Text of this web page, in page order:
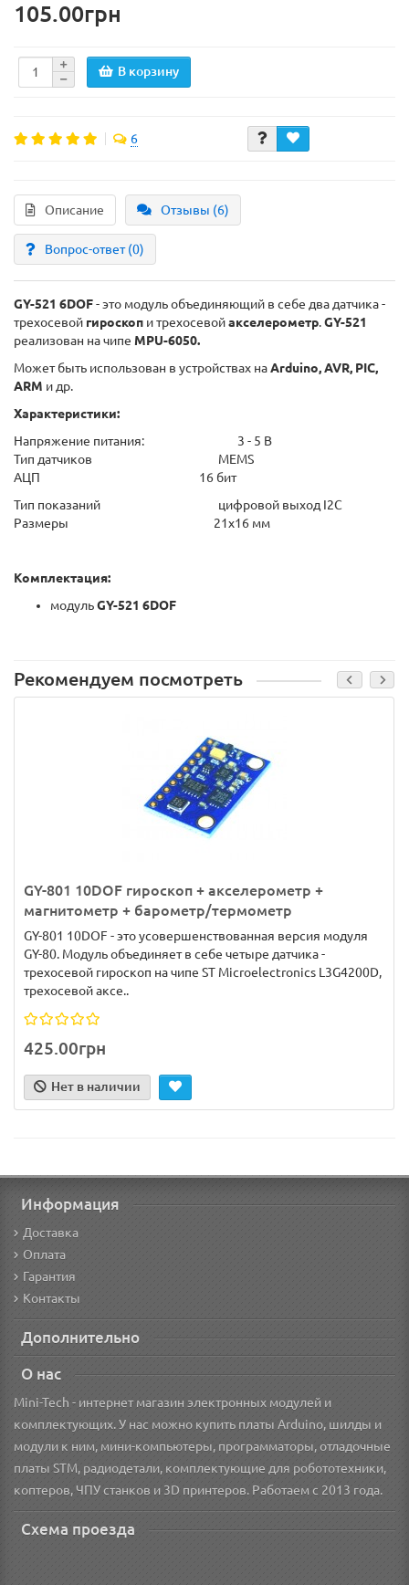
105.00грн
В корзину
6
Описание Отзывы (6)
Вопрос-ответ(0)
GY-521 6DOF- это модуль объединяющий в себе два датчика -
трехосевой гироскоп и трехосевойакселерометр.GY-521
реализован на чипе MPU-6050.
Может быть использован в устройствах наArduino, AVR, PIC,
ARM и др.
Характеристики:
Напряжение питания: 3 - 5 В
Тип датчиков MEMS
АЦП 16 бит
Тип показаний цифровой выход I2C
Размеры 21x16 мм
Комплектация:
модульGY-521 6DOF
Рекомендуем посмотреть
GY-801 10DOF гироскоп + акселерометр +
магнитометр + барометр/термометр
GY-801 10DOF - это усовершенствованная версия модуля
GY-80. Модуль объединяет в себе четыре датчика -
трехосевой гироскоп на чипе ST Microelectronics L3G4200D,
трехосевой аксе..
425.00грн
Нет в наличии
Информация
Доставка
Оплата
Гарантия
Контакты
Дополнительно
О нас
Mini-Tech - интернет магазин электронных модулей и
комплектующих. У нас можно купить платы Arduino, шилды и
модули к ним, мини-компьютеры, программаторы, отладочные
платы STM, радиодетали, комплектующие для робототехники,
коптеров, ЧПУ станков и 3D принтеров. Работаем с 2013 года.
Схема проезда